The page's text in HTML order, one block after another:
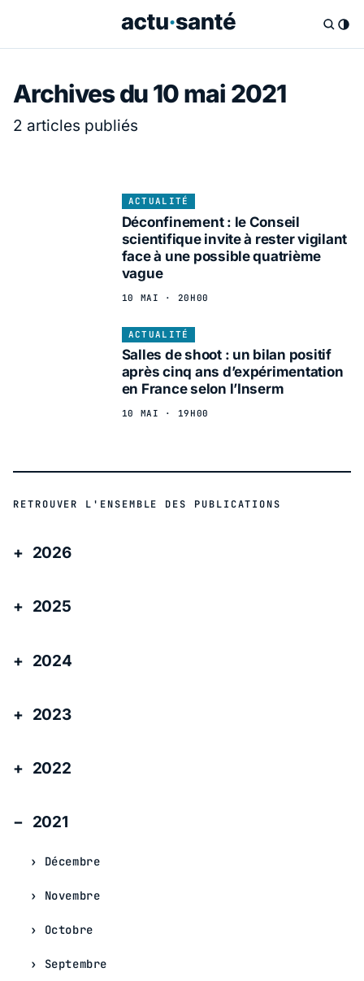
Archives du 10 mai 2021
2 articles publiés
ACTUALITÉ
Déconfinement : le Conseil
scientifique invite à rester vigilant
face à une possible quatrième
vague
10 MAI · 20H00
ACTUALITÉ
Salles de shoot : un bilan positif
après cinq ans d’expérimentation
en France selon l’Inserm
10 MAI · 19H00
RETROUVER L'ENSEMBLE DES PUBLICATIONS
2026
2025
2024
2023
2022
2021
Décembre
Novembre
Octobre
Septembre